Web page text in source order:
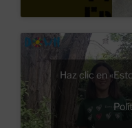
Haz clic en